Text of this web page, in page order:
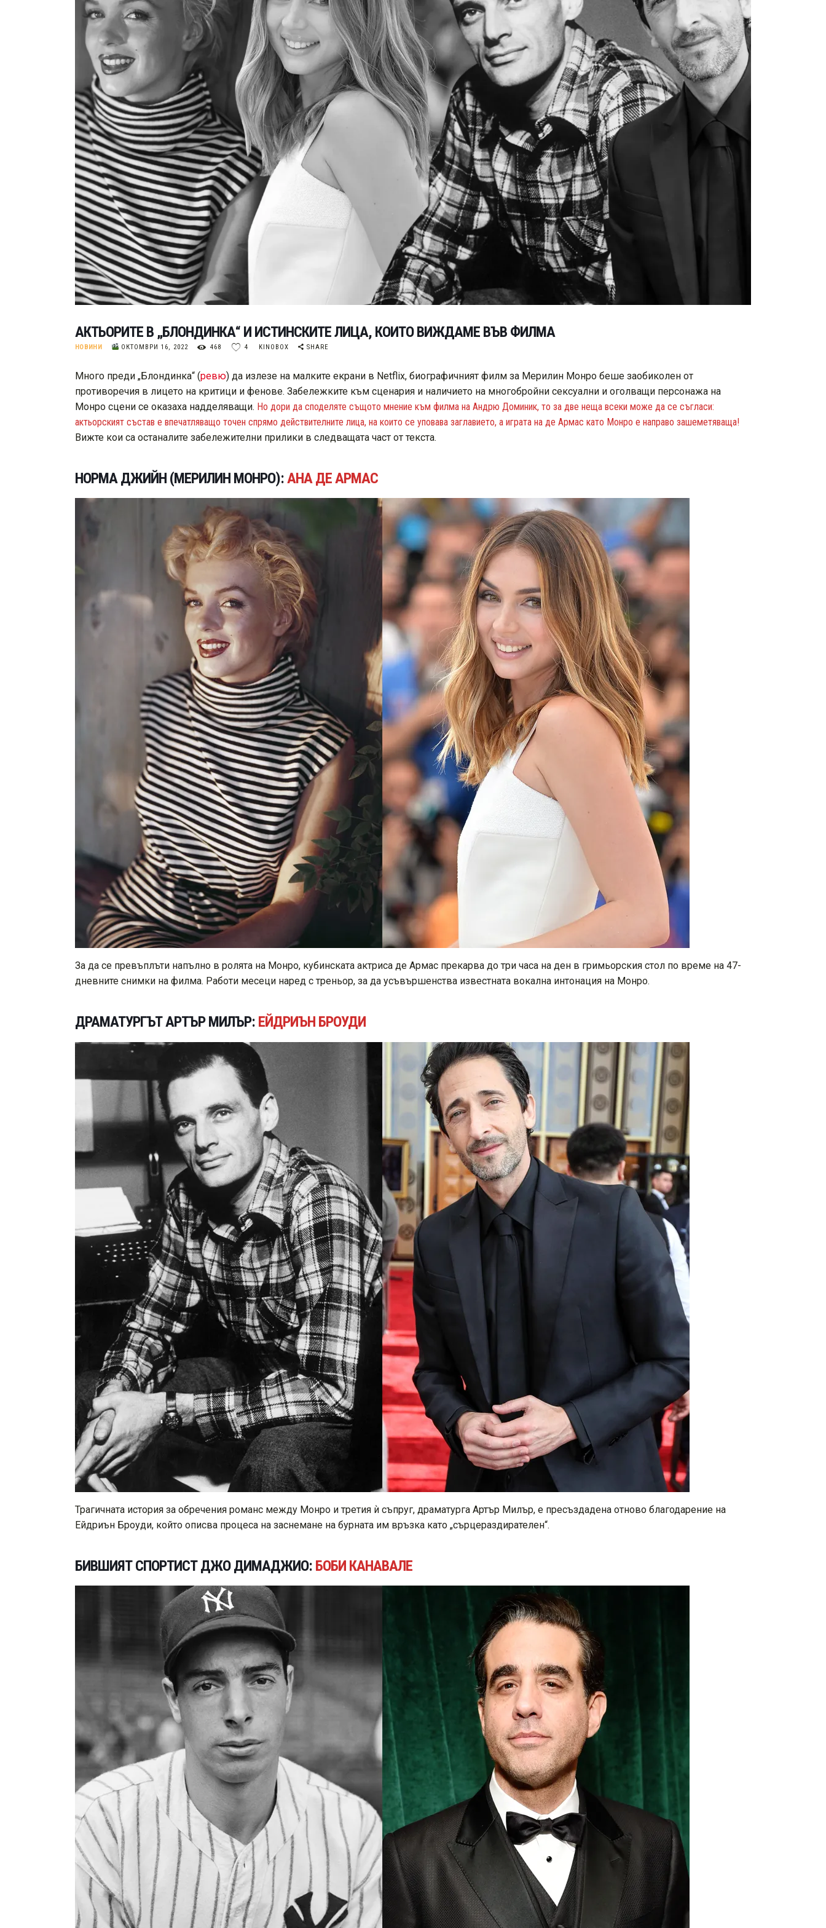
АКТЬОРИТЕ В „БЛОНДИНКА“ И ИСТИНСКИТЕ ЛИЦА, КОИТО ВИЖДАМЕ ВЪВ ФИЛМА
НОВИНИ ОКТОМВРИ 16, 2022 468 4 KINOBOX SHARE
Много преди „Блондинка“ (ревю) да излезе на малките екрани в Netflix, биографичният филм за Мерилин Монро беше заобиколен от
противоречия в лицето на критици и фенове. Забележките към сценария и наличието на многобройни сексуални и оголващи персонажа на
Монро сцени се оказаха надделяващи. Но дори да споделяте същото мнение към филма на Андрю Доминик, то за две неща всеки може да се съгласи:
актьорският състав е впечатляващо точен спрямо действителните лица, на които се уповава заглавието, а играта на де Армас като Монро е направо зашеметяваща!
Вижте кои са останалите забележителни прилики в следващата част от текста.
НОРМА ДЖИЙН (МЕРИЛИН МОНРО):АНА ДЕ АРМАС
За да се превъплъти напълно в ролята на Монро, кубинската актриса де Армас прекарва до три часа на ден в гримьорския стол по време на 47-
дневните снимки на филма. Работи месеци наред с треньор, за да усъвършенства известната вокална интонация на Монро.
ДРАМАТУРГЪТ АРТЪР МИЛЪР: ЕЙДРИЪН БРОУДИ
Трагичната история за обречения романс между Монро и третия ѝ съпруг, драматурга Артър Милър, е пресъздадена отново благодарение на
Ейдриън Броуди, който описва процеса на заснемане на бурната им връзка като „сърцераздирателен“.
БИВШИЯТ СПОРТИСТ ДЖО ДИМАДЖИО: БОБИ КАНАВАЛЕ